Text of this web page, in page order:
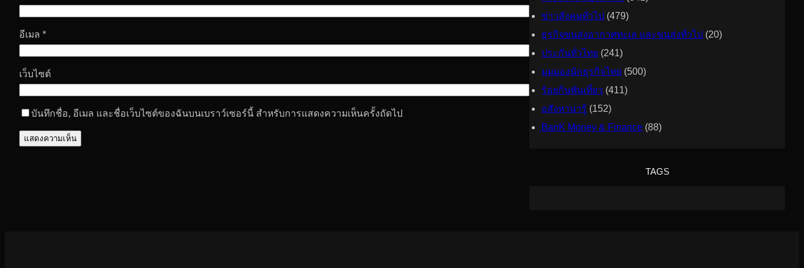
อีเมล *
เว็บไซต์
บันทึกชื่อ, อีเมล และชื่อเว็บไซต์ของฉันบนเบราว์เซอร์นี้ สำหรับการแสดงความเห็นครั้งถัดไป
ข่าวสังคมทั่วไป (479)
ธุรกิจขนส่งอากาศทะเล และขนส่งทั่วไป (20)
ประกันทั่วไทย (241)
มุมมองนักธุรกิจไทย (500)
ร้อยกินพันเที่ยว (411)
อสังหาน่ารู้ (152)
ฺBanK Money & Finance (88)
TAGS